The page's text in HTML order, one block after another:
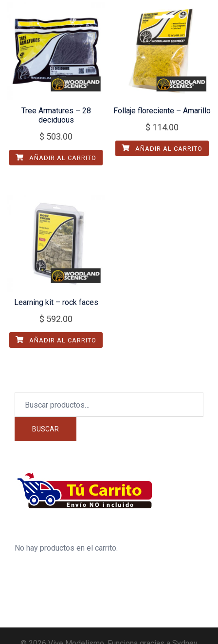
Tree Armatures – 28
deciduous
$ 503.00
AÑADIR AL CARRITO
Follaje floreciente – Amarillo
$ 114.00
AÑADIR AL CARRITO
Learning kit – rock faces
$ 592.00
AÑADIR AL CARRITO
BUSCAR
No hay productos en el carrito.